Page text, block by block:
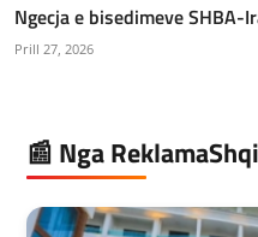
Ngecja e bisedimeve
Prill 27, 2026
📰 Nga